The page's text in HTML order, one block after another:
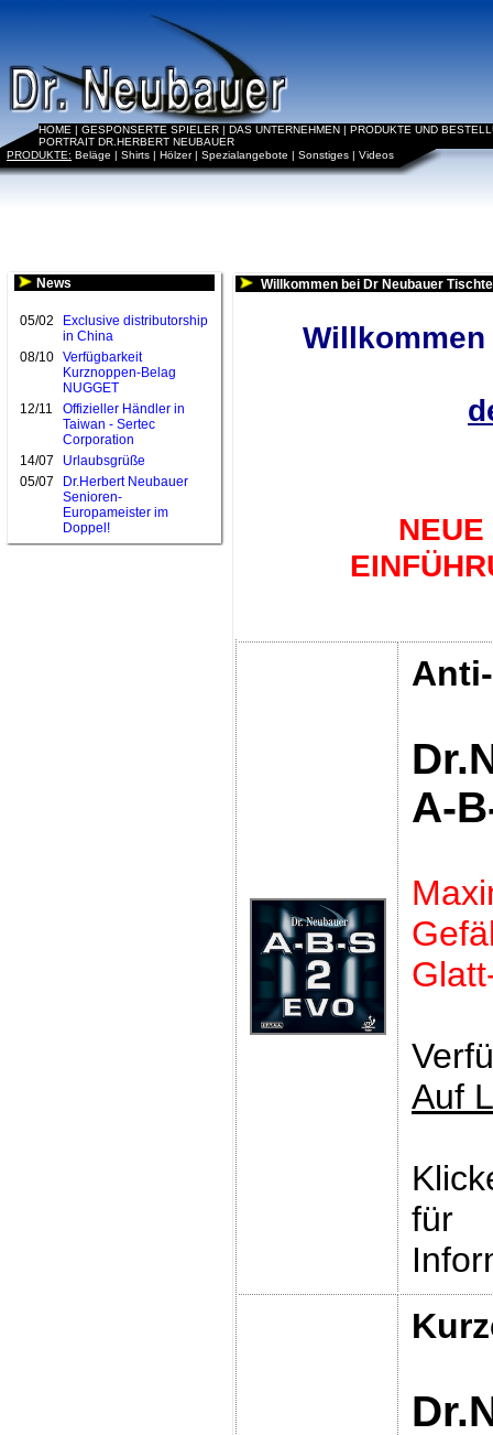
HOME | GESPONSERTE SPIELER | DAS UNTERNEHMEN | PRODUKTE UND
PORTRAIT DR.HERBERT NEUBAUER
PRODUKTE: Beläge | Shirts | Hölzer| Spezialangebote | Sonstiges | Videos
News
05/02
Exclusive distributorship
in China
08/10 Verfügbarkeit
Kurznoppen-Belag
NUGGET
12/11
Offizieller Händler in
Taiwan - Sertec
Corporation
14/07
Urlaubsgrüße
05/07
Dr.Herbert Neubauer
Senioren-
Europameister im
Doppel!
Willkommen bei Dr Neubauer
A-
Auf
für